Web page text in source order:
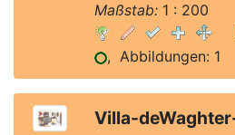
Maßstab:1 : 200
, Abbildungen: 1
Villa-